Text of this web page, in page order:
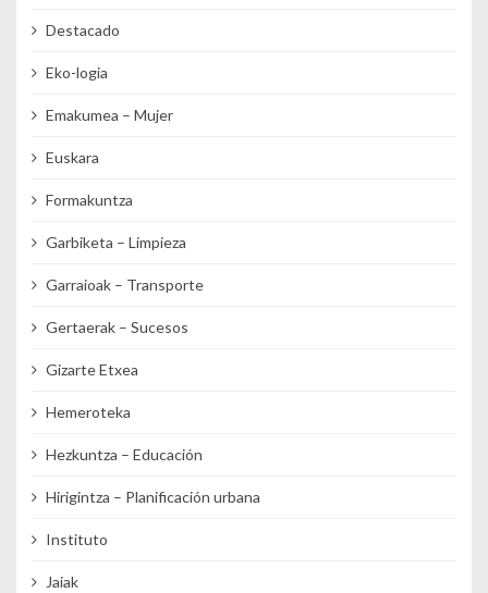
Destacado
Eko-logia
Emakumea – Mujer
Euskara
Formakuntza
Garbiketa – Limpieza
Garraioak – Transporte
Gertaerak – Sucesos
Gizarte Etxea
Hemeroteka
Hezkuntza – Educación
Hirigintza – Planificación urbana
Instituto
Jaiak